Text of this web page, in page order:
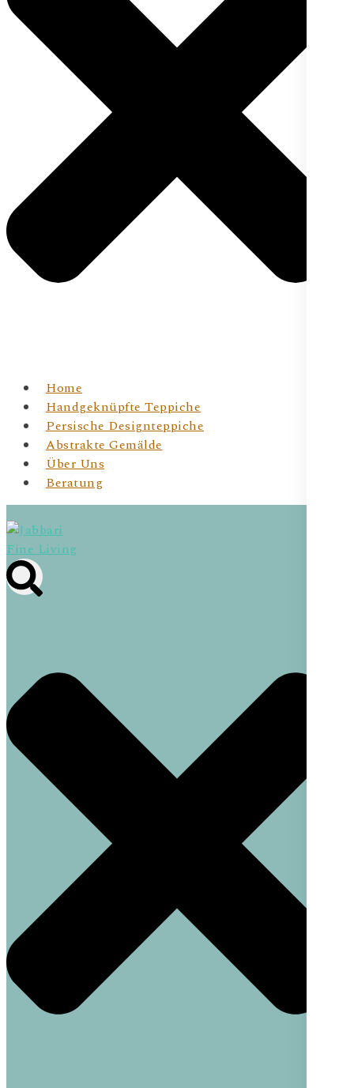
Home
Handgeknüpfte Teppiche
Persische Designteppiche
Abstrakte Gemälde
Über Uns
Beratung
Jabbari Fine Living
JBR Fine Living- Wiener Online Shop für
handgeknüpfte Teppichunikate & Abstrakte Kunst für